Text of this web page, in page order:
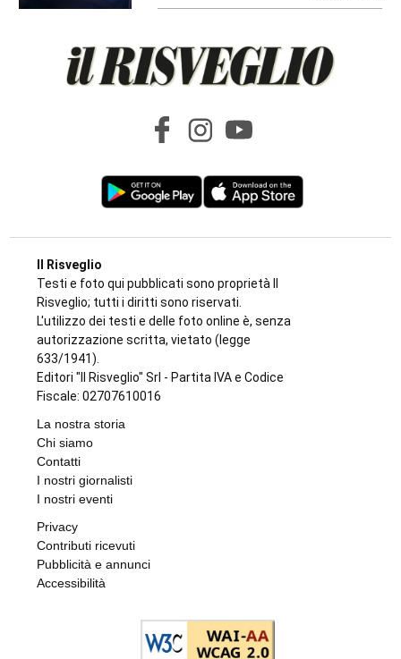
Il Risveglio
Testi e foto qui pubblicati sono proprietà Il
Risveglio; tutti i diritti sono riservati.
L'utilizzo dei testi e delle foto online è, senza
autorizzazione scritta, vietato (legge
633/1941).
Editori "Il Risveglio" Srl - Partita IVA e Codice
Fiscale: 02707610016
La nostra storia
Chi siamo
Contatti
I nostri giornalisti
I nostri eventi
Privacy
Contributi ricevuti
Pubblicità e annunci
Accessibilità